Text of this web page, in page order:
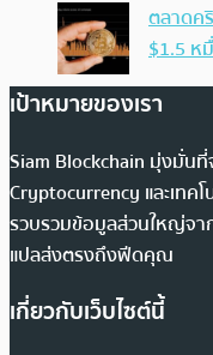
ตลาดค
$1.5 ห
เป้าหมายของเรา
Siam Blockchain มุ่งมั่นที่
Cryptocurrency และเทค
รวบรวมข้อมูลส่วนใหญ่จาก
แปลส่งตรงถึงฟีดคุณ
เกี่ยวกับเว็บไซต์นี้